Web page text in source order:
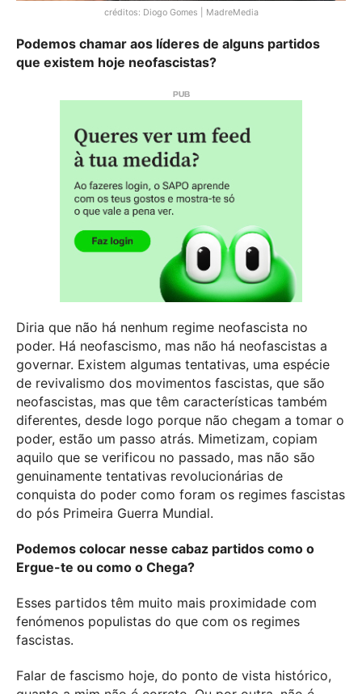
créditos: Diogo Gomes | MadreMedia
Podemos chamar aos líderes de alguns partidos
que existem hoje neofascistas?
Diria que não há nenhum regime neofascista no
poder. Há neofascismo, mas não há neofascistas a
governar. Existem algumas tentativas, uma espécie
de revivalismo dos movimentos fascistas, que são
neofascistas, mas que têm características também
diferentes, desde logo porque não chegam a tomar o
poder, estão um passo atrás. Mimetizam, copiam
aquilo que se verificou no passado, mas não são
genuinamente tentativas revolucionárias de
conquista do poder como foram os regimes fascistas
do pós Primeira Guerra Mundial.
Podemos colocar nesse cabaz partidos como o
Ergue-te ou como o Chega?
Esses partidos têm muito mais proximidade com
fenómenos populistas do que com os regimes
fascistas.
Falar de fascismo hoje, do ponto de vista histórico,